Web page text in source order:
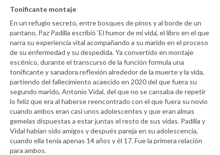
Tonificante montaje
En un refugio secreto, entre bosques de pinos y al borde de un
pantano, Paz Padilla escribió ‘El humor de mi vida’, el libro en el que
narra su experiencia vital acompañando a su marido en el proceso
de su enfermedad y su despedida. Ya convertido en montaje
escénico, durante el transcurso de la función formula una
tonificante y sanadora reflexión alrededor de la muerte y la vida,
partiendo del fallecimiento acaecido en 2020 del que fuera su
segundo marido, Antonio Vidal, del que no se cansaba de repetir
lo feliz que era al haberse reencontrado con el que fuera su novio
cuando ambos eran casi unos adolescentes y que eran almas
gemelas dispuestas a estar juntas el resto de sus vidas. Padilla y
Vidal habían sido amigos y después pareja en su adolescencia,
cuando ella tenía apenas 14 años y él 17. Fue la primera relación
para ambos.